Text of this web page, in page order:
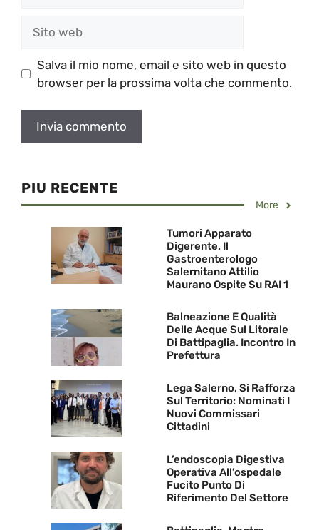
web
Salva il mio nome, email e sito web in questo
browser per la prossima volta che commento.
PIU RECENTE
More
Tumori Apparato
Digerente. Il
Gastroenterologo
Salernitano Attilio
Maurano Ospite Su RAI 1
Balneazione E Qualità
Delle Acque Sul Litorale
Di Battipaglia. Incontro In
Prefettura
Lega Salerno, Si Rafforza
Sul Territorio: Nominati I
Nuovi Commissari
Cittadini
L’endoscopia Digestiva
Operativa All’ospedale
Fucito Punto Di
Riferimento Del Settore